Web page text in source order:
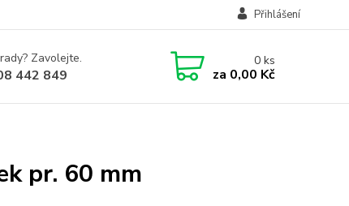
Přihlášení
Zavolejte.
442 849
0ks
za 0,00 Kč
pr. 60 mm